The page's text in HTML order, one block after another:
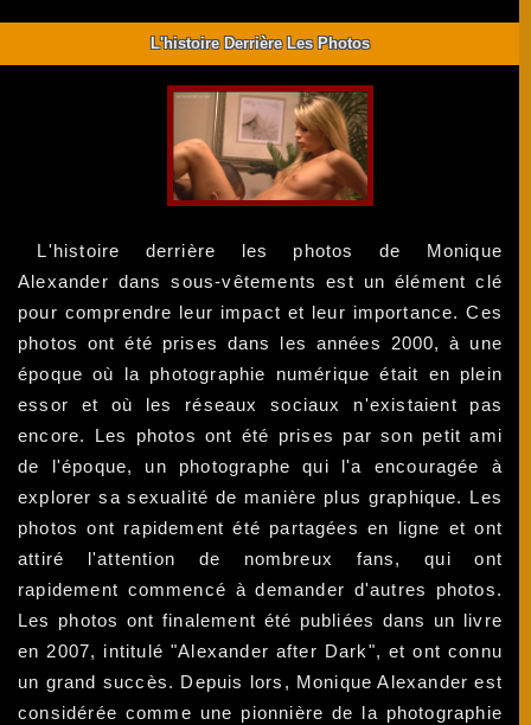
L'histoire Derrière Les Photos
L'histoire derrière les photos de Monique
Alexander dans sous-vêtements est un élément clé
pour comprendre leur impact et leur importance. Ces
photos ont été prises dans les années 2000, à une
époque où la photographie numérique était en plein
essor et où les réseaux sociaux n'existaient pas
encore. Les photos ont été prises par son petit ami
de l'époque, un photographe qui l'a encouragée à
explorer sa sexualité de manière plus graphique. Les
photos ont rapidement été partagées en ligne et ont
attiré l'attention de nombreux fans, qui ont
rapidement commencé à demander d'autres photos.
Les photos ont finalement été publiées dans un livre
en 2007, intitulé "Alexander after Dark", et ont connu
un grand succès. Depuis lors, Monique Alexander est
considérée comme une pionnière de la photographie